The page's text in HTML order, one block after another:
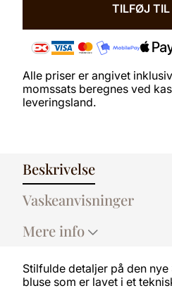
TILFØJ TIL
Alle priser er angivet
momssats beregnes ved
leveringsland.
Beskrivelse
Vaskeanvisninger
Mere info
Stilfulde detaljer på den
bluse som er lavet i et